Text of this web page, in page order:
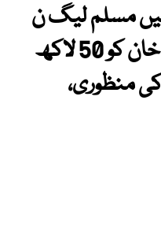
مسلم لیگ ن
کے ایم پی اے رانا منان خان کو 50 لاکھ
منظوری،